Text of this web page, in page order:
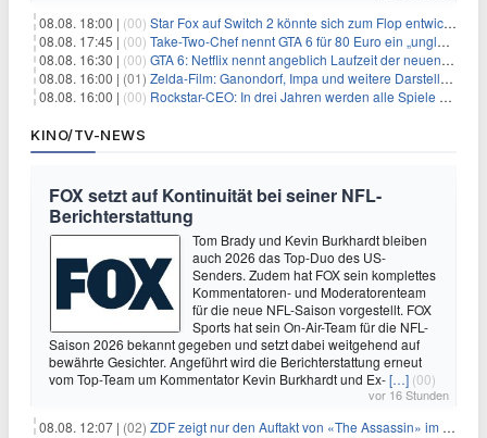
08.08. 18:00 | (00) Star Fox auf Switch 2 könnte sich zum Flop entwickeln
08.08. 17:45 | (00) Take-Two-Chef nennt GTA 6 für 80 Euro ein „unglaubliches Schnäppchen“
08.08. 16:30 | (00) GTA 6: Netflix nennt angeblich Laufzeit der neuen Gameplay-Präsentation
08.08. 16:00 | (01) Zelda-Film: Ganondorf, Impa und weitere Darsteller sollen feststehen
08.08. 16:00 | (00) Rockstar-CEO: In drei Jahren werden alle Spiele gestreamt
KINO/TV-NEWS
FOX setzt auf Kontinuität bei seiner NFL-
Berichterstattung
Tom Brady und Kevin Burkhardt bleiben
auch 2026 das Top-Duo des US-
Senders. Zudem hat FOX sein komplettes
Kommentatoren- und Moderatorenteam
für die neue NFL-Saison vorgestellt. FOX
Sports hat sein On-Air-Team für die NFL-
Saison 2026 bekannt gegeben und setzt dabei weitgehend auf
bewährte Gesichter. Angeführt wird die Berichterstattung erneut
vom Top-Team um Kommentator Kevin Burkhardt und Ex-[…] (00)
vor 16 Stunden
08.08. 12:07 | (02) ZDF zeigt nur den Auftakt von «The Assassin» im Fernsehen